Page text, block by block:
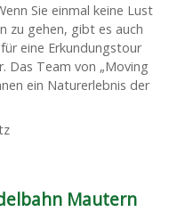
Sie einmal keine Lust
zu gehen, gibt es auch
eine Erkundungstour
Das Team von „Moving
ein Naturerlebnis der
Mautern